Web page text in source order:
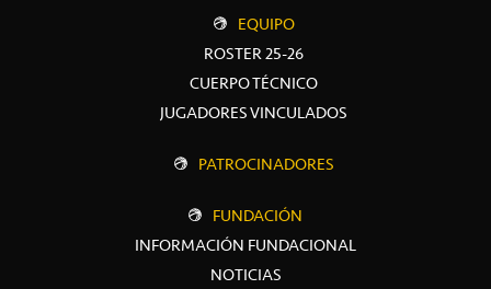
EQUIPO
ROSTER 25-26
CUERPO TÉCNICO
JUGADORES VINCULADOS
PATROCINADORES
FUNDACIÓN
INFORMACIÓN FUNDACIONAL
NOTICIAS